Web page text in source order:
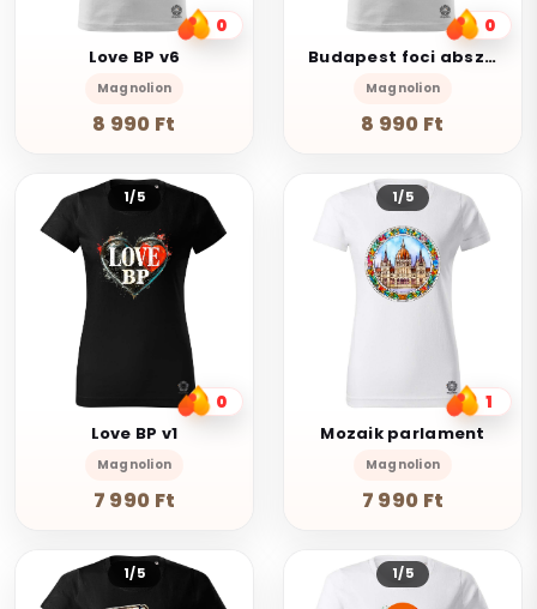
0
Love BP v6
Magnolion
8 990 Ft
0
Budapest foci absztrakt v1
Magnolion
8 990 Ft
1/5
0
Love BP v1
Magnolion
7 990 Ft
1/5
1
Mozaik parlament
Magnolion
7 990 Ft
1/5 1/5